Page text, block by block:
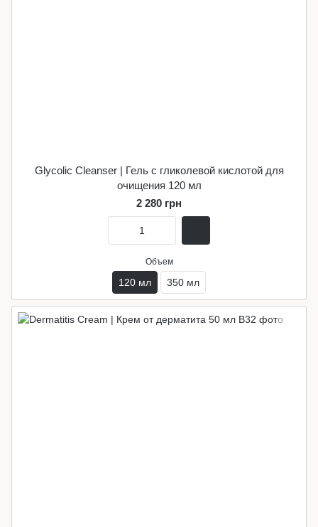
Glycolic Cleanser | Гель с гликолевой кислотой для
очищения 120 мл
2 280 грн
Объем
120 мл 350 мл